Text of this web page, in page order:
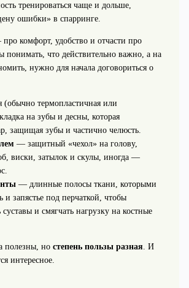
тренироваться чаще и дольше,
ошибки» в спарринге.
комфорт, удобство и отчасти про
понимать, что действительно важно, а на
нужно для начала договориться о
термопластичная или
на зубы и десны, которая
защищая зубы и частично челюсть.
— защитный «чехол» на голову,
виски, затылок и скулы, иногда —
— длинные полосы ткани, которыми
и запястье под перчаткой, чтобы
суставы и смягчать нагрузку на костные
полезны, но степень пользы разная. И
интересное.